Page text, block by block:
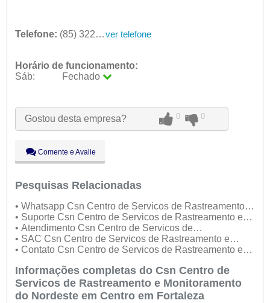
Telefone: (85) 3226-6567 ver telefone
Horário de funcionamento:
Sáb:
Fechado
Qua:
09:00 - 18:00
Qui:
09:00 - 18:00
Sáb:
Dom:
Fechado
Gostou desta empresa? 0 0
Comente e Avalie
Pesquisas Relacionadas
• Whatsapp Csn Centro de Servicos de Rastreamento e
Monitoramento do Nordeste
• Suporte Csn Centro de Servicos de Rastreamento e
Monitoramento do Nordeste
• Atendimento Csn Centro de Servicos de
Rastreamento e Monitoramento do Nordeste
• SAC Csn Centro de Servicos de Rastreamento e
Monitoramento do Nordeste
• Contato Csn Centro de Servicos de Rastreamento e
Informações completas do Csn Centro de
Servicos de Rastreamento e Monitoramento
do Nordeste em Centro em Fortaleza